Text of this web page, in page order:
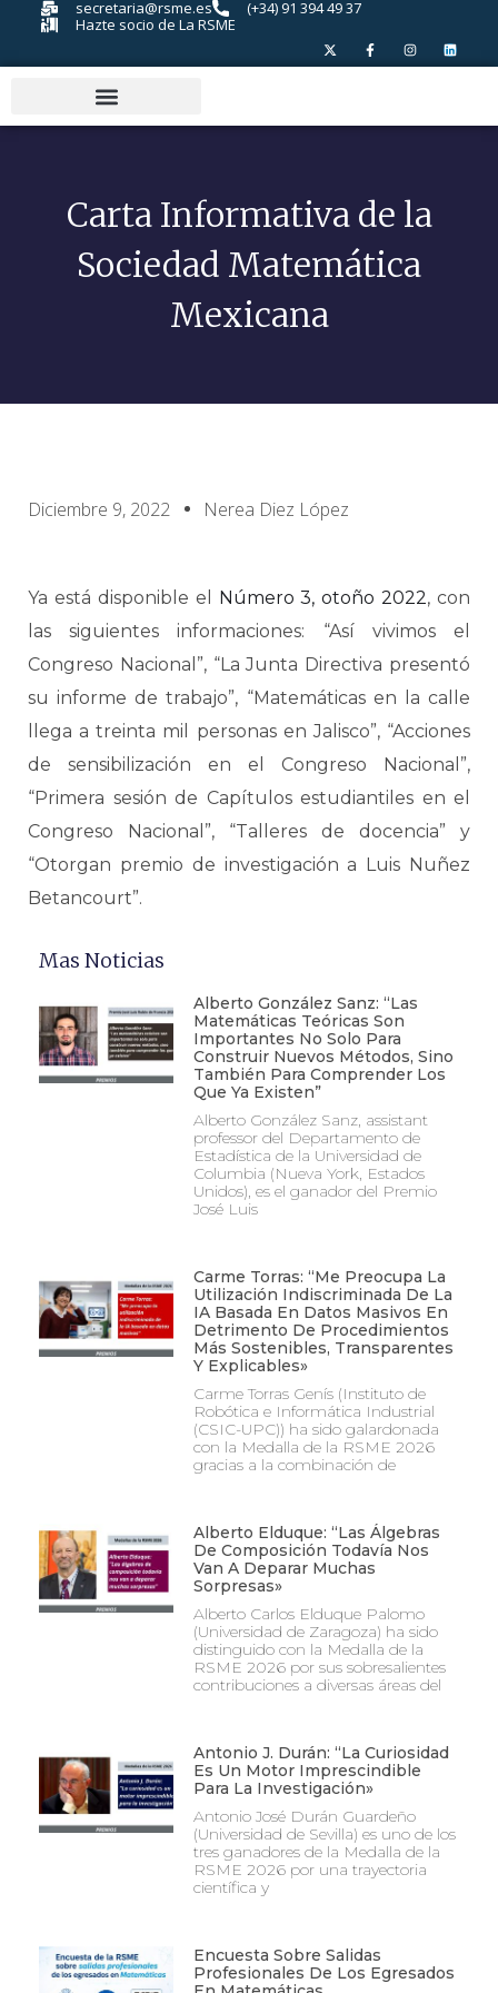
secretaria@rsme.es
(+34) 91 394 49 37
Hazte socio de La RSME
Carta Informativa de la
Sociedad Matemática
Mexicana
Diciembre 9, 2022 Nerea Diez López
Ya está disponible el Número 3, otoño 2022, con
las siguientes informaciones: “Así vivimos el
Congreso Nacional”, “La Junta Directiva presentó
su informe de trabajo”, “Matemáticas en la calle
llega a treinta mil personas en Jalisco”, “Acciones
de sensibilización en el Congreso Nacional”,
“Primera sesión de Capítulos estudiantiles en el
Congreso Nacional”, “Talleres de docencia” y
“Otorgan premio de investigación a Luis Nuñez
Betancourt”.
Mas Noticias
Alberto González Sanz: “Las
Matemáticas Teóricas Son
Importantes No Solo Para
Construir Nuevos Métodos, Sino
También Para Comprender Los
Que Ya Existen”
Alberto González Sanz, assistant
professor del Departamento de
Estadística de la Universidad de
Columbia (Nueva York, Estados
Unidos), es el ganador del Premio
José Luis
Carme Torras: “Me Preocupa La
Utilización Indiscriminada De La
IA Basada En Datos Masivos En
Detrimento De Procedimientos
Más Sostenibles, Transparentes
Y Explicables»
Carme Torras Genís (Instituto de
Robótica e Informática Industrial
(CSIC-UPC)) ha sido galardonada
con la Medalla de la RSME 2026
gracias a la combinación de
Alberto Elduque: “Las Álgebras
De Composición Todavía Nos
Van A Deparar Muchas
Sorpresas»
Alberto Carlos Elduque Palomo
(Universidad de Zaragoza) ha sido
distinguido con la Medalla de la
RSME 2026 por sus sobresalientes
contribuciones a diversas áreas del
Antonio J. Durán: “La Curiosidad
Es Un Motor Imprescindible
Para La Investigación»
Antonio José Durán Guardeño
(Universidad de Sevilla) es uno de los
tres ganadores de la Medalla de la
RSME 2026 por una trayectoria
científica y
Encuesta Sobre Salidas
Profesionales De Los Egresados